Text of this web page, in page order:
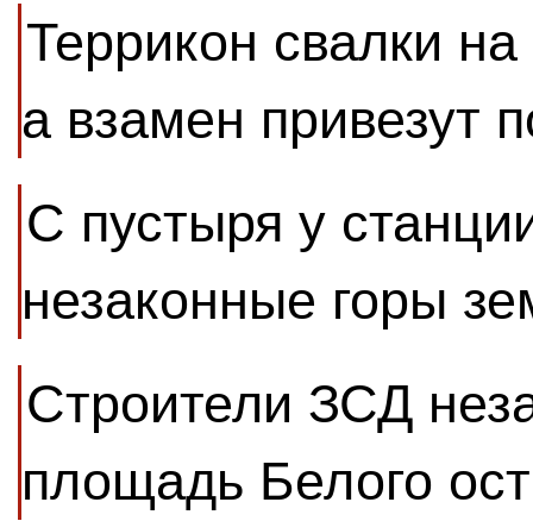
Террикон свалки
а взамен привезут
С пустыря у
незаконные горы
Строители ЗСД
площадь Белого